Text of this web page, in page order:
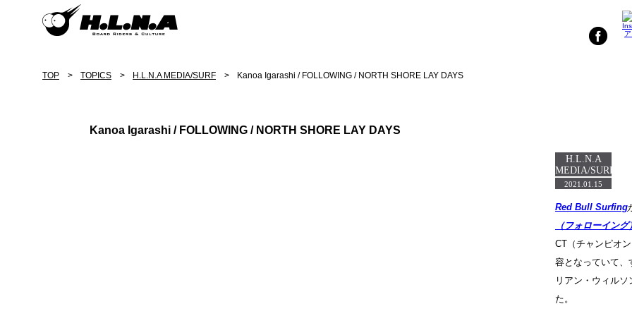
TOP TOPICS H.L.N.A MEDIA/SURF Kanoa Igarashi / FOLLOWING / NORTH SHORE LAY DAYS
Kanoa Igarashi / FOLLOWING / NORTH SHORE LAY DAYS
H.L.N.A
MEDIA/SURF
2021.01.15
Red Bull Surfing
（フォローイング
CT（チャンピオ
容となっていて、
リアン・ウィル
た。